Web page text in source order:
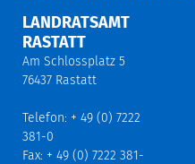
LANDRATSAMT
RASTATT
Am Schlossplatz 5
76437 Rastatt
Telefon: + 49 (0) 7222
381-0
Fax: + 49 (0) 7222 381-